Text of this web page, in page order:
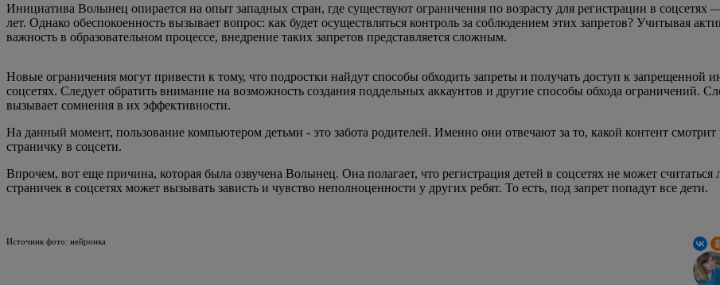
Инициатива Волынец опирается на опыт западных стран, где существуют ограничения по возрасту для регистрации в
лет. Однако обеспокоенность вызывает вопрос: как будет осуществляться контроль за соблюдением этих запретов? Учитывая
важность в образовательном процессе, внедрение таких запретов представляется сложным.
Новые ограничения могут привести к тому, что подростки найдут способы обходить запреты и получать доступ к запрещенной
соцсетях. Следует обратить внимание на возможность создания поддельных аккаунтов и другие способы обхода ограничений.
вызывает сомнения в их эффективности.
На данный момент, пользование компьютером детьми - это забота родителей. Именно они отвечают за то, какой контент
страничку в соцсети.
Впрочем, вот еще причина, которая была озвучена Волынец. Она полагает, что регистрация детей в соцсетях не может
страничек в соцсетях может вызывать зависть и чувство неполноценности у других ребят. То есть, под запрет попадут все дети.
Источник фото: нейронка